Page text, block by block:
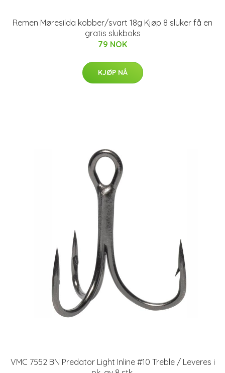
Remen Møresilda kobber/svart 18g Kjøp 8 sluker få en
gratis slukboks
79 NOK
KJØP NÅ
VMC 7552 BN Predator Light Inline #10 Treble / Leveres i